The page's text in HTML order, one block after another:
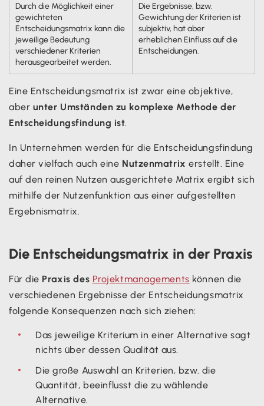
Durch die Möglichkeit einer
gewichteten
Entscheidungsmatrix kann die
jeweilige Bedeutung
verschiedener Kriterien
herausgearbeitet werden.
Die Ergebnisse, bzw.
Gewichtung der Kriterien ist
subjektiv, hat aber
erheblichen Einfluss auf die
Entscheidungen.
Eine Entscheidungsmatrix ist zwar eine objektive,
aber unter Umständen zu komplexe Methode der
Entscheidungsfindung ist.
In Unternehmen werden für die Entscheidungsfindung
daher vielfach auch eine Nutzenmatrix erstellt. Eine
auf den reinen Nutzen ausgerichtete Matrix ergibt sich
mithilfe der Nutzenfunktion aus einer aufgestellten
Ergebnismatrix.
Die Entscheidungsmatrix in der Praxis
Für die Praxis des Projektmanagements können die
verschiedenen Ergebnisse der Entscheidungsmatrix
folgende Konsequenzen nach sich ziehen:
Das jeweilige Kriterium in einer Alternative sagt
nichts über dessen Qualität aus.
Die große Auswahl an Kriterien, bzw. die
Quantität, beeinflusst die zu wählende
Alternative.